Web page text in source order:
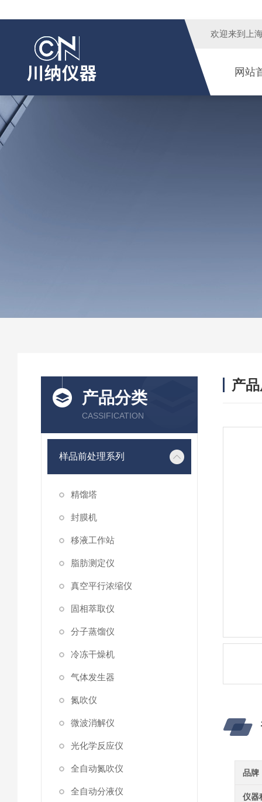
欢迎来到 上
网站
产品分类
CASSIFICATION
样品前处理系列
精馏塔
封膜机
移液工作站
脂肪测定仪
真空平行浓缩仪
固相萃取仪
分子蒸馏仪
冷冻干燥机
气体发生器
氮吹仪
微波消解仪
光化学反应仪
全自动氮吹仪
全自动分液仪
产
品牌
仪器